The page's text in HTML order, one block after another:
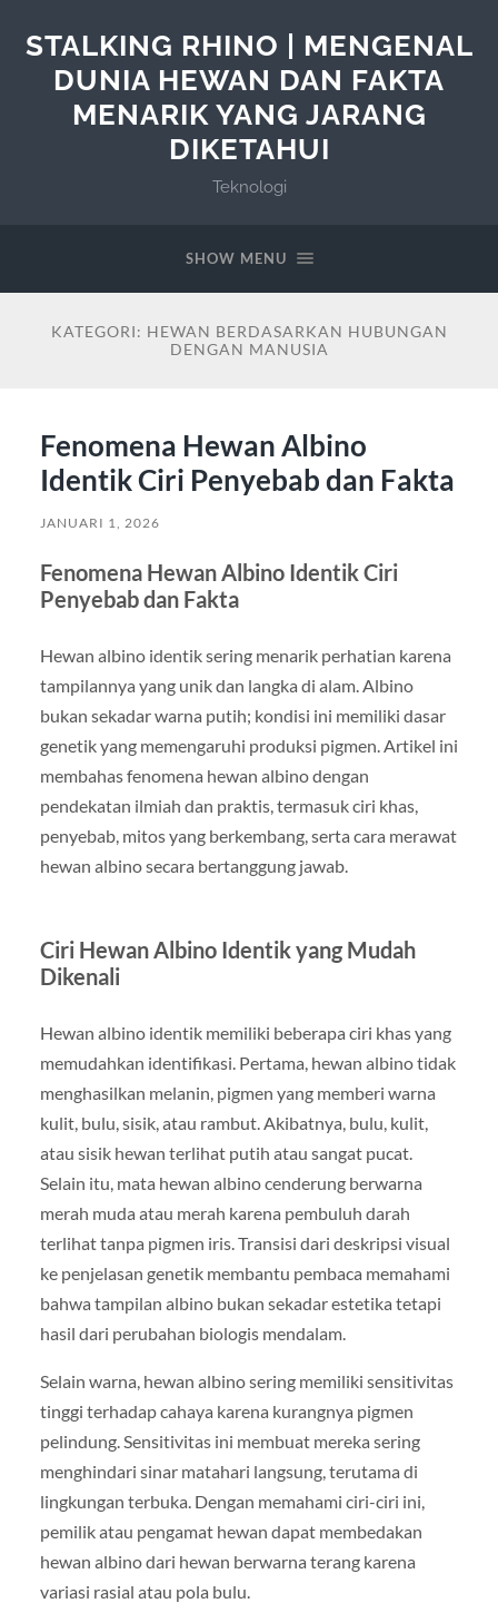
STALKING RHINO | MENGENAL
DUNIA HEWAN DAN FAKTA
MENARIK YANG JARANG
DIKETAHUI
Teknologi
SHOW MENU
KATEGORI: HEWAN BERDASARKAN HUBUNGAN
DENGAN MANUSIA
Fenomena Hewan Albino
Identik Ciri Penyebab dan Fakta
JANUARI 1, 2026
Fenomena Hewan Albino Identik Ciri
Penyebab dan Fakta
Hewan albino identik sering menarik perhatian karena
tampilannya yang unik dan langka di alam. Albino
bukan sekadar warna putih; kondisi ini memiliki dasar
genetik yang memengaruhi produksi pigmen. Artikel ini
membahas fenomena hewan albino dengan
pendekatan ilmiah dan praktis, termasuk ciri khas,
penyebab, mitos yang berkembang, serta cara merawat
hewan albino secara bertanggung jawab.
Ciri Hewan Albino Identik yang Mudah
Dikenali
Hewan albino identik memiliki beberapa ciri khas yang
memudahkan identifikasi. Pertama, hewan albino tidak
menghasilkan melanin, pigmen yang memberi warna
kulit, bulu, sisik, atau rambut. Akibatnya, bulu, kulit,
atau sisik hewan terlihat putih atau sangat pucat.
Selain itu, mata hewan albino cenderung berwarna
merah muda atau merah karena pembuluh darah
terlihat tanpa pigmen iris. Transisi dari deskripsi visual
ke penjelasan genetik membantu pembaca memahami
bahwa tampilan albino bukan sekadar estetika tetapi
hasil dari perubahan biologis mendalam.
Selain warna, hewan albino sering memiliki sensitivitas
tinggi terhadap cahaya karena kurangnya pigmen
pelindung. Sensitivitas ini membuat mereka sering
menghindari sinar matahari langsung, terutama di
lingkungan terbuka. Dengan memahami ciri-ciri ini,
pemilik atau pengamat hewan dapat membedakan
hewan albino dari hewan berwarna terang karena
variasi rasial atau pola bulu.